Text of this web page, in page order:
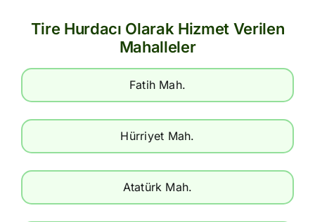
Tire Hurdacı Olarak Hizmet Verilen
Mahalleler
Fatih Mah.
Hürriyet Mah.
Atatürk Mah.